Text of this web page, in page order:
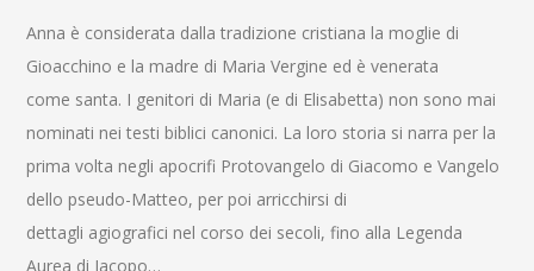
Anna è considerata dalla tradizione cristiana la moglie di
Gioacchino e la madre di Maria Vergine ed è venerata
come santa. I genitori di Maria (e di Elisabetta) non sono mai
nominati nei testi biblici canonici. La loro storia si narra per la
prima volta negli apocrifi Protovangelo di Giacomo e Vangelo
dello pseudo-Matteo, per poi arricchirsi di
dettagli agiografici nel corso dei secoli, fino alla Legenda
Aurea di Jacopo…